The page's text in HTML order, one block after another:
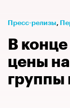
Пресс-релизы⁠,
В
цены
группы